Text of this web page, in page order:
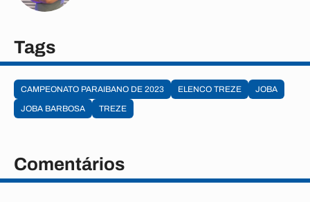
Tags
CAMPEONATO PARAIBANO DE 2023 ELENCO TREZE
JOBA
JOBA BARBOSA
TREZE
Comentários